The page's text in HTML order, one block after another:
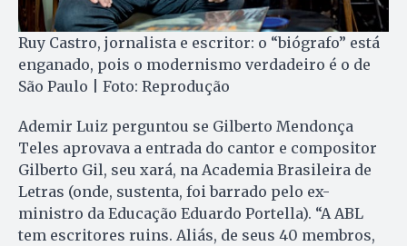
Ruy Castro, jornalista e escritor: o “biógrafo” está
enganado, pois o modernismo verdadeiro é o de
São Paulo | Foto: Reprodução
Ademir Luiz perguntou se Gilberto Mendonça
Teles aprovava a entrada do cantor e compositor
Gilberto Gil, seu xará, na Academia Brasileira de
Letras (onde, sustenta, foi barrado pelo ex-
ministro da Educação Eduardo Portella). “A ABL
tem escritores ruins. Aliás, de seus 40 membros,